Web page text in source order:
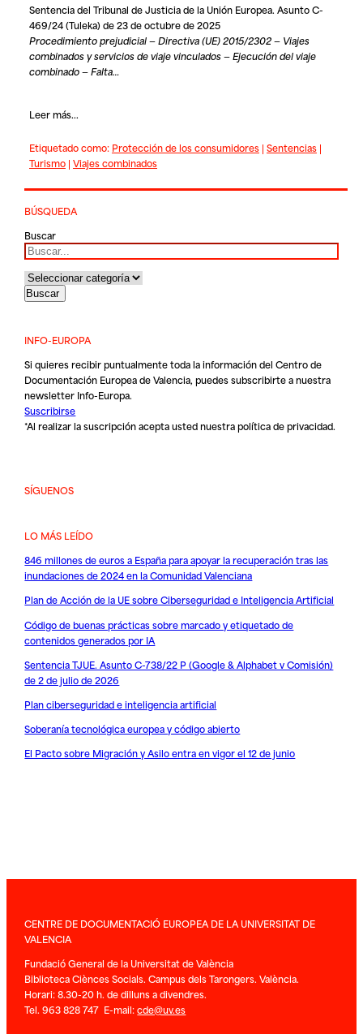
Sentencia del Tribunal de Justicia de la Unión Europea. Asunto C-
469/24 (Tuleka) de 23 de octubre de 2025
Procedimiento prejudicial — Directiva (UE) 2015/2302 — Viajes
combinados y servicios de viaje vinculados — Ejecución del viaje
combinado — Falta…
Leer más...
Etiquetado como: Protección de los consumidores| Sentencias|
Turismo| Viajes combinados
BÚSQUEDA
Buscar
INFO-EUROPA
Si quieres recibir puntualmente toda la información del Centro de
Documentación Europea de Valencia, puedes subscribirte a nuestra
newsletter Info-Europa.
Suscribirse
*Al realizar la suscripción acepta usted nuestrapolítica de privacidad.
SÍGUENOS
LO MÁS LEÍDO
846 millones de euros a España para apoyar la recuperación tras las
inundaciones de 2024 en la Comunidad Valenciana
Plan de Acción de la UE sobre Ciberseguridad e Inteligencia Artificial
Código de buenas prácticas sobre marcado y etiquetado de
contenidos generados por IA
Sentencia TJUE. Asunto C-738/22 P (Google & Alphabet v Comisión)
de 2 de julio de 2026
Plan ciberseguridad e inteligencia artificial
Soberanía tecnológica europea y código abierto
El Pacto sobre Migración y Asilo entra en vigor el 12 de junio
CENTRE DE DOCUMENTACIÓ EUROPEA DE LA UNIVERSITAT DE
VALENCIA
Fundació General de la Universitat de València
Biblioteca Ciènces Socials. Campus dels Tarongers. València.
Horari: 8.30-20 h. de dilluns a divendres.
Tel. 963 828 747 E-mail:cde@uv.es